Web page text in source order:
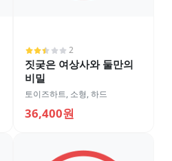
2
짓궂은 여상사와 둘만의
비밀
토이즈하트, 소형,하드
36,400원